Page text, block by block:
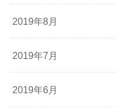
2019年8月
2019年7月
2019年6月